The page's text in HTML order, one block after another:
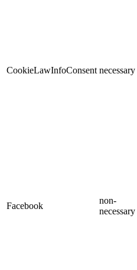
CookieLawInfoConsent necessary
Facebook
non-
necessary